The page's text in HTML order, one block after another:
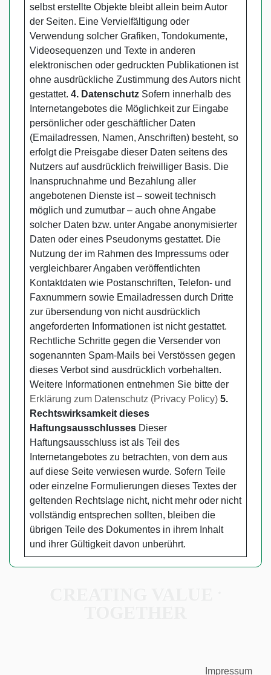
selbst erstellte Objekte bleibt allein beim Autor
der Seiten. Eine Vervielfältigung oder
Verwendung solcher Grafiken, Tondokumente,
Videosequenzen und Texte in anderen
elektronischen oder gedruckten Publikationen ist
ohne ausdrückliche Zustimmung des Autors nicht
gestattet. 4. Datenschutz Sofern innerhalb des
Internetangebotes die Möglichkeit zur Eingabe
persönlicher oder geschäftlicher Daten
(Emailadressen, Namen, Anschriften) besteht, so
erfolgt die Preisgabe dieser Daten seitens des
Nutzers auf ausdrücklich freiwilliger Basis. Die
Inanspruchnahme und Bezahlung aller
angebotenen Dienste ist – soweit technisch
möglich und zumutbar – auch ohne Angabe
solcher Daten bzw. unter Angabe anonymisierter
Daten oder eines Pseudonyms gestattet. Die
Nutzung der im Rahmen des Impressums oder
vergleichbarer Angaben veröffentlichten
Kontaktdaten wie Postanschriften, Telefon- und
Faxnummern sowie Emailadressen durch Dritte
zur übersendung von nicht ausdrücklich
angeforderten Informationen ist nicht gestattet.
Rechtliche Schritte gegen die Versender von
sogenannten Spam-Mails bei Verstössen gegen
dieses Verbot sind ausdrücklich vorbehalten.
Weitere Informationen entnehmen Sie bitte der
Erklärung zum Datenschutz (Privacy Policy) 5.
Rechtswirksamkeit dieses
Haftungsausschlusses Dieser
Haftungsausschluss ist als Teil des
Internetangebotes zu betrachten, von dem aus
auf diese Seite verwiesen wurde. Sofern Teile
oder einzelne Formulierungen dieses Textes der
geltenden Rechtslage nicht, nicht mehr oder nicht
vollständig entsprechen sollten, bleiben die
übrigen Teile des Dokumentes in ihrem Inhalt
und ihrer Gültigkeit davon unberührt.
Impressum